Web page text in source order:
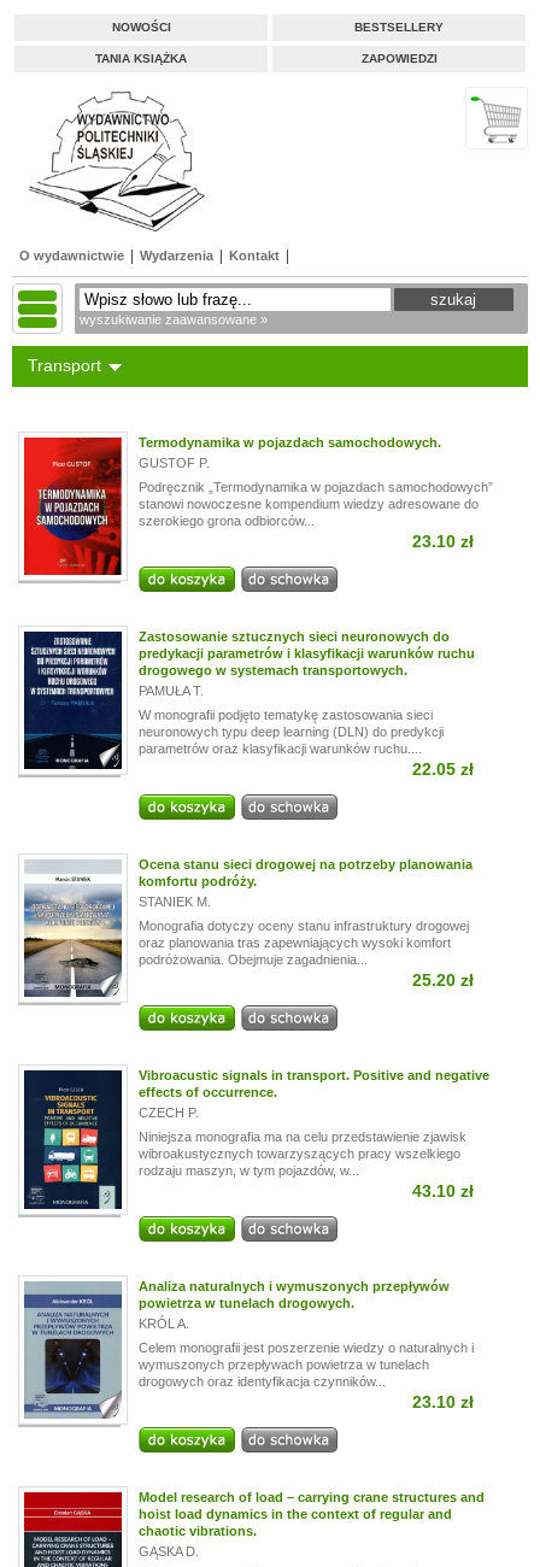
NOWOŚCI BESTSELLERY
TANIA KSIĄŻKA ZAPOWIEDZI
O wydawnictwie Wydarzenia Kontakt
wyszukiwanie zaawansowane »
Transport
Termodynamika w pojazdach samochodowych.
GUSTOF P.
Podręcznik „Termodynamika w pojazdach samochodowych”
stanowi nowoczesne kompendium wiedzy adresowane do
szerokiego grona odbiorców...
23.10 zł
Zastosowanie sztucznych sieci neuronowych do
predykacji parametrów i klasyfikacji warunków ruchu
drogowego w systemach transportowych.
PAMUŁA T.
W monografii podjęto tematykę zastosowania sieci
neuronowych typu deep learning (DLN) do predykcji
parametrów oraz klasyfikacji warunków ruchu....
22.05 zł
Ocena stanu sieci drogowej na potrzeby planowania
komfortu podróży.
STANIEK M.
Monografia dotyczy oceny stanu infrastruktury drogowej
oraz planowania tras zapewniających wysoki komfort
podróżowania. Obejmuje zagadnienia...
25.20 zł
Vibroacustic signals in transport. Positive and negative
effects of occurrence.
CZECH P.
Niniejsza monografia ma na celu przedstawienie zjawisk
wibroakustycznych towarzyszących pracy wszelkiego
rodzaju maszyn, w tym pojazdów, w...
43.10 zł
Analiza naturalnych i wymuszonych przepływów
powietrza w tunelach drogowych.
KRÓL A.
Celem monografii jest poszerzenie wiedzy o naturalnych i
wymuszonych przepływach powietrza w tunelach
drogowych oraz identyfikacja czynników...
23.10 zł
Model research of load – carrying crane structures and
hoist load dynamics in the context of regular and
chaotic vibrations.
GĄSKA D.